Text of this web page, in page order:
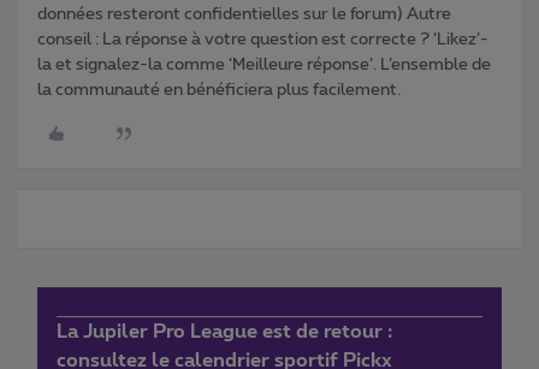
données resteront confidentielles sur le forum) Autre
conseil : La réponse à votre question est correcte ? ‘Likez’-
la et signalez-la comme ‘Meilleure réponse’. L’ensemble de
la communauté en bénéficiera plus facilement.
La Jupiler Pro League est de retour :
consultez le calendrier sportif Pickx